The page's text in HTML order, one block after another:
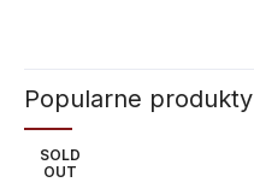
Popularne produkty
SOLD
OUT